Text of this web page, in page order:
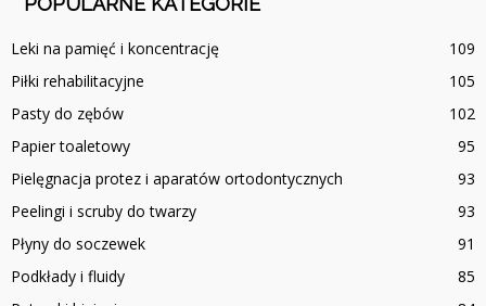
Leki na pamięć i koncentrację
109
Piłki rehabilitacyjne
105
Pasty do zębów
102
Papier toaletowy
95
Pielęgnacja protez i aparatów ortodontycznych
93
Peelingi i scruby do twarzy
93
Płyny do soczewek
91
Podkłady i fluidy
85